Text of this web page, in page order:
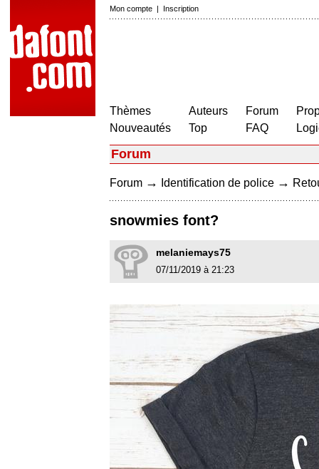
Mon compte | Inscription
Thèmes
Nouveautés
Auteurs
Top
Forum
FAQ
Forum
Forum → Identification de police →
snowmies font?
melaniemays75
07/11/2019 à 21:23